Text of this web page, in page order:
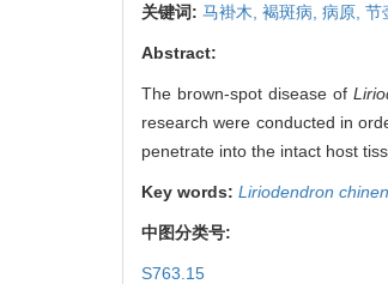
关键词: 马褂木, 褐斑病, 病原, 节
Abstract:
The brown-spot disease of
research were conducted in
penetrate into the intact host
Key words: Liriodendron
中图分类号:
S763.15